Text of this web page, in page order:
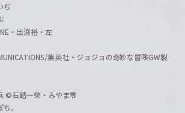
ぢ
・出渕裕・左
集英社・ジョジョの奇妙な冒険GW製
©石踏一榮・みやま零
。